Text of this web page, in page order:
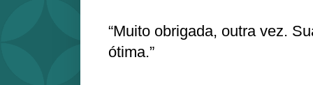
“Muito obrigada, outra vez.
ótima.”